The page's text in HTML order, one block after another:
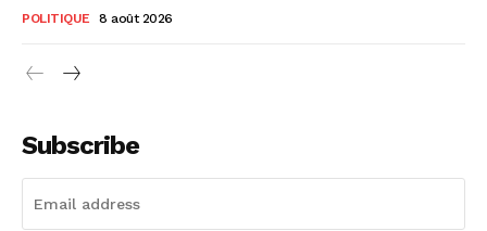
POLITIQUE 8 août 2026
Subscribe